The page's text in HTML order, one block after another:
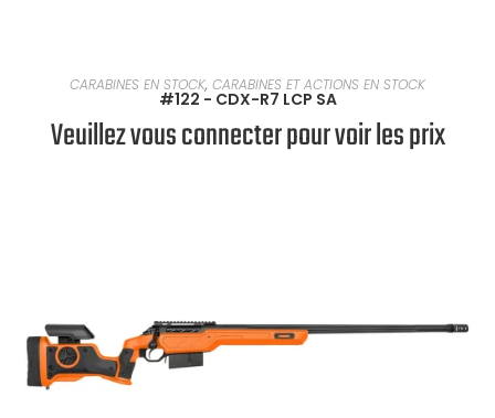
EN SAVOIR PLUS
CARABINES EN STOCK, CARABINES ET ACTIONS EN STOCK
#122 - CDX-R7 LCP SA
Veuillez vous connecter pour voir les prix